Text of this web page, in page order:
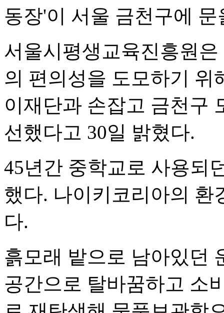
동장'이 서울 금천구에 문
서울시평생교육진흥원
의 편의성을 도모하기 위
이재단과 손잡고 금천구
선했다고 30일 밝혔다.
45년간 중학교로 사용되
했다. 나이키코리아의 환
다.
흙모래 밭으로 남아있던
공간으로 탈바꿈하고 소